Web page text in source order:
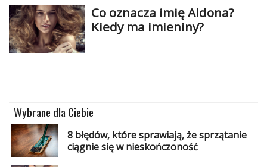
Co oznacza imię Aldona?
Kiedy ma imieniny?
Wybrane dla Ciebie
8 błędów, które sprawiają, że sprzątanie
ciągnie się w nieskończoność